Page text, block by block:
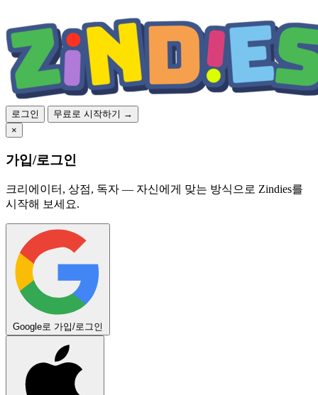
로그인
무료로 시작하기 →
×
가입/로그인
크리에이터, 상점, 독자 — 자신에게 맞는 방식으로 Zindies를
시작해 보세요.
Google로 가입/로그인